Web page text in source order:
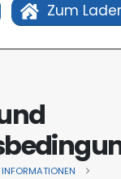
Zum
INFORMATIONEN